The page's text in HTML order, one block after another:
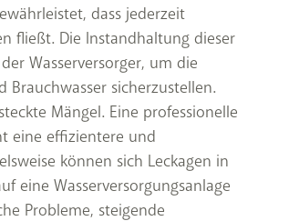
dass jederzeit
fließt. Die Instandhaltung dieser
Wasserversorger, um die
sicherzustellen.
Mängel. Eine professionelle
eine effizientere und
können sich Leckagen in
eine Wasserversorgungsanlage
Probleme, steigende